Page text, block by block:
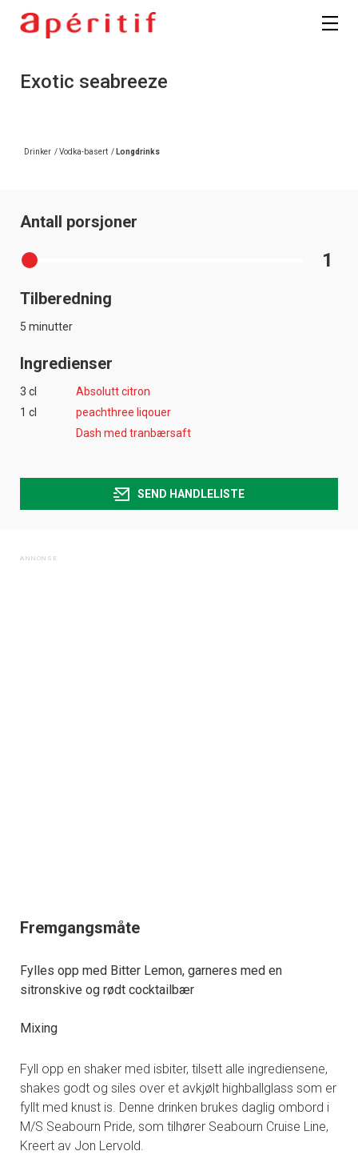
Exotic seabreeze
Drinker /Vodka-basert / Longdrinks
Antall porsjoner
1
Tilberedning
5 minutter
Ingredienser
3 cl
Absolutt citron
1 cl
peachthree liqouer
Dash med tranbærsaft
SEND HANDLELISTE
Fremgangsmåte
Fylles opp med Bitter Lemon, garneres med en
sitronskive og rødt cocktailbær
Mixing
Fyll opp en shaker med isbiter, tilsett alle ingrediensene,
shakes godt og siles over et avkjølt highballglass som er
fyllt med knust is. Denne drinken brukes daglig ombord i
M/S Seabourn Pride, som tilhører Seabourn Cruise Line,
Kreert av Jon Lervold.